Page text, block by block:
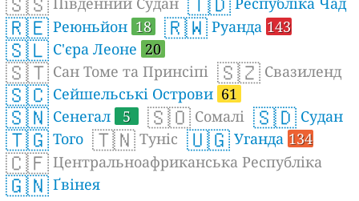
🇷🇪 Реюньйон 18 🇷🇼 Руанда 143
🇸🇱 С'єра Леоне 20
🇸🇹 Сан Томе та Принсіпі 🇸🇿 Свазиленд
🇸🇨 Сейшельські Острови 61
🇸🇳 Сенегал 5 🇸🇴 Сомалі 🇸🇩 Судан
🇹🇬 Того 🇹🇳 Туніс 🇺🇬 Уганда 134
🇨🇫 Центральноафриканська Республіка
🇬🇳 Ґвінея